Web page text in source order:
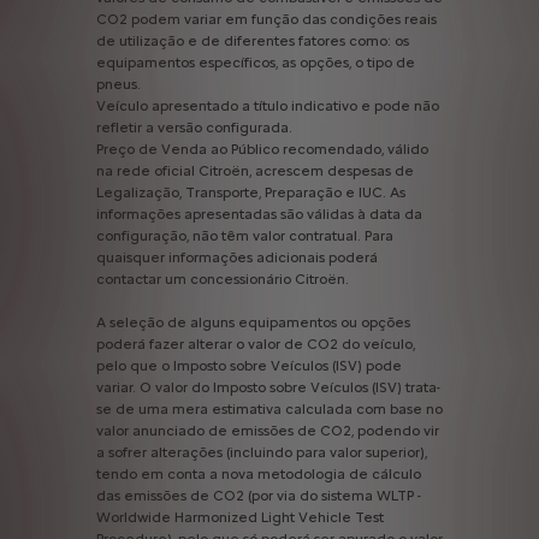
CO2 podem variar em função das condições reais
de utilização e de diferentes fatores como: os
equipamentos específicos, as opções, o tipo de
pneus.
Veículo apresentado a título indicativo e pode não
refletir a versão configurada.
Preço de Venda ao Público recomendado, válido
na rede oficial Citroën, acrescem despesas de
Legalização, Transporte, Preparação e IUC. As
informações apresentadas são válidas à data da
configuração, não têm valor contratual. Para
quaisquer informações adicionais poderá
contactar um concessionário Citroën.
A seleção de alguns equipamentos ou opções
poderá fazer alterar o valor de CO2 do veículo,
pelo que o Imposto sobre Veículos (ISV) pode
variar. O valor do Imposto sobre Veículos (ISV) trata-
se de uma mera estimativa calculada com base no
valor anunciado de emissões de CO2, podendo vir
a sofrer alterações (incluindo para valor superior),
tendo em conta a nova metodologia de cálculo
das emissões de CO2 (por via do sistema WLTP -
Worldwide Harmonized Light Vehicle Test